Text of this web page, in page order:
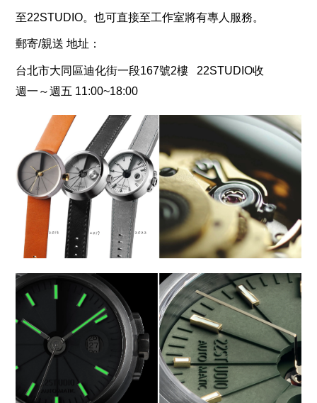
至22STUDIO。也可直接至工作室將有專人服務。
郵寄/親送 地址：
台北市大同區迪化街一段167號2樓 22STUDIO收
週一～週五 11:00~18:00